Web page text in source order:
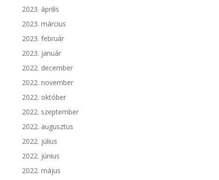
2023. április
2023. március
2023. február
2023. január
2022. december
2022. november
2022. október
2022. szeptember
2022. augusztus
2022. július
2022. június
2022. május